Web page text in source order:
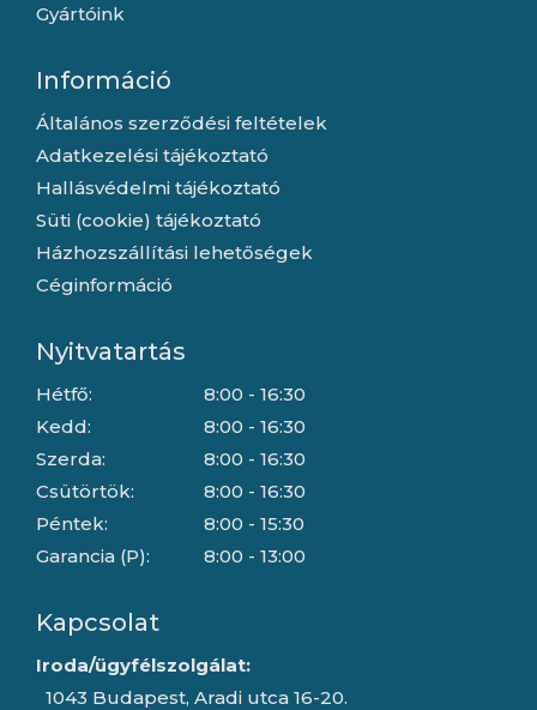
Gyártóink
Információ
Általános szerződési feltételek
Adatkezelési tájékoztató
Hallásvédelmi tájékoztató
Süti (cookie) tájékoztató
Házhozszállítási lehetőségek
Céginformáció
Nyitvatartás
Hétfő:
Kedd:
Szerda:
Csütörtök:
Péntek:
Garancia (P):
8:00 - 16:30
8:00 - 16:30
8:00 - 16:30
8:00 - 16:30
8:00 - 15:30
8:00 - 13:00
Kapcsolat
Iroda/ügyfélszolgálat:
1043 Budapest, Aradi utca 16-20.